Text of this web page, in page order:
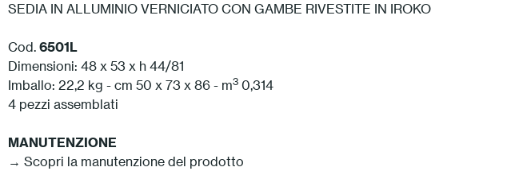
SEDIA IN ALLUMINIO VERNICIATO CON GAMBE RIVESTITE IN IROKO
Cod. 6501L
Dimensioni: 48 x 53 x h 44/81
Imballo: 22,2 kg - cm 50 x 73 x 86 - m3 0,314
4 pezzi assemblati
MANUTENZIONE
→ Scopri la manutenzione del prodotto